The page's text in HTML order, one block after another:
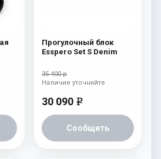
Прогулочный блок
Esspero Set S Denim
35 400 р
30 090 e
Сообщить
Наличие уточняйте